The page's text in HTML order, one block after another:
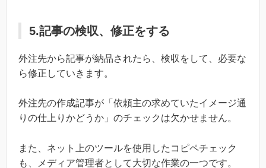
5.記事の検収、修正をする
外注先から記事が納品されたら、検収をして、必要な
ら修正していきます。
外注先の作成記事が「依頼主の求めていたイメージ通
りの仕上りかどうか」のチェックは欠かせません。
また、ネット上のツールを使用したコピペチェック
も、メディア管理者として大切な作業の一つです。